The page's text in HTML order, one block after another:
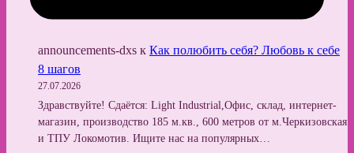
announcements-dxs к Как полюбить себя? Любовь к себе
8 шагов
27.07.2026
Здравствуйте! Сдаётся: Light Industrial,Офис, склад, интернет-
магазин, производство 185 м.кв., 600 метров от м.Черкизовская
и ТПУ Локомотив. Ищите нас на популярных…